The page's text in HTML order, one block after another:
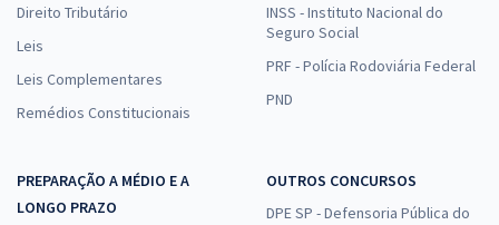
Direito Tributário
Leis
Leis Complementares
Remédios Constitucionais
INSS - Instituto Nacional do
Seguro Social
PRF - Polícia Rodoviária Federal
PND
PREPARAÇÃO A MÉDIO E A
LONGO PRAZO
OUTROS CONCURSOS
DPE SP - Defensoria Pública do